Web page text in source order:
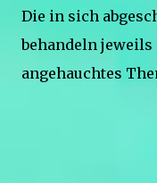
Die in sich
behandeln
angehauchtes